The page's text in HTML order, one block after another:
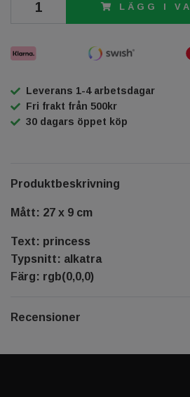
LÄGG I
Leverans 1-4 arbetsdagar
Fri frakt från 500kr
30 dagars öppet köp
Produktbeskrivning
Mått: 27 x 9 cm
Text: princess
Typsnitt: alkatra
Färg: rgb(0,0,0)
Recensioner